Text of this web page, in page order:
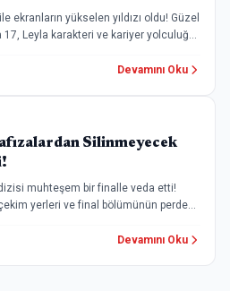
ekranların yükselen yıldızı oldu! Güzel
Leyla karakteri ve kariyer yolculuğu
Devamını Oku
Silinmeyecek
muhteşem bir finalle veda etti!
yerleri ve final bölümünün perde
Devamını Oku